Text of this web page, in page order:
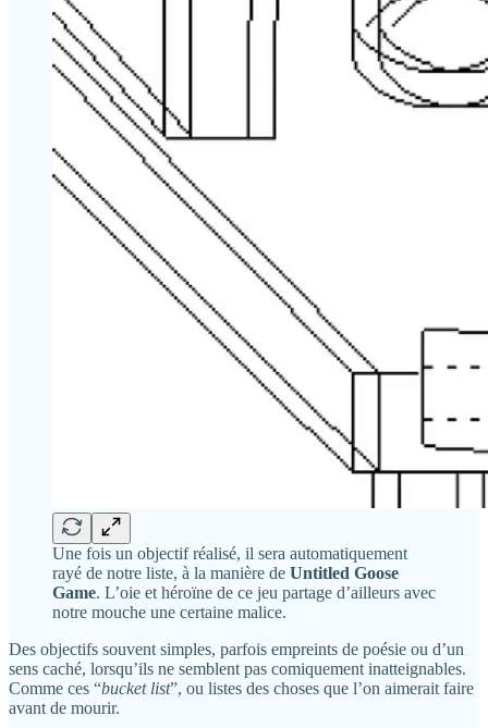
Une fois un objectif réalisé, il sera automatiquement
rayé de notre liste, à la manière de Untitled Goose
Game. L’oie et héroïne de ce jeu partage d’ailleurs avec
notre mouche une certaine malice.
Des objectifs souvent simples, parfois empreints de poésie ou d’un
sens caché, lorsqu’ils ne semblent pas comiquement inatteignables.
Comme ces “bucket list”, ou listes des choses que l’on aimerait faire
avant de mourir.